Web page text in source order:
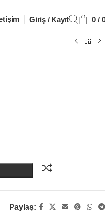
Giriş / Kayıt 0 / 0
Paylaş: